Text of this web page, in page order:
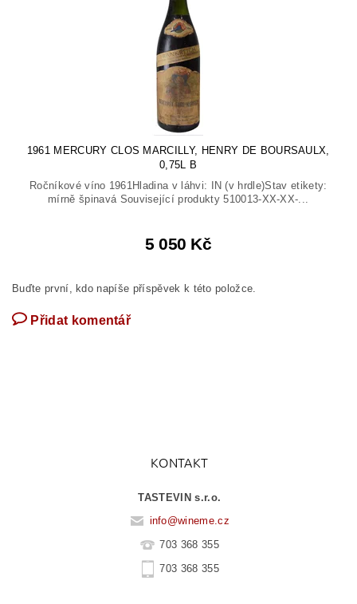
1961 MERCURY CLOS MARCILLY, HENRY DE BOURSAULX,
0,75L B
Ročníkové víno 1961Hladina v láhvi: IN (v hrdle)Stav etikety:
mírně špinavá Související produkty 510013-XX-XX-...
5 050 Kč
Buďte první, kdo napíše příspěvek k této položce.
Přidat komentář
KONTAKT
TASTEVIN s.r.o.
info@wineme.cz
703 368 355
703 368 355